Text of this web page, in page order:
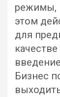
режимы,
этом
для
Бизнес